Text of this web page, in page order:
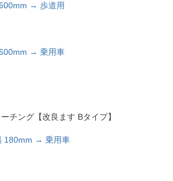
→ 歩道用
600mm → 乗用車
チング【改良ます Bタイプ】
180mm → 乗用車